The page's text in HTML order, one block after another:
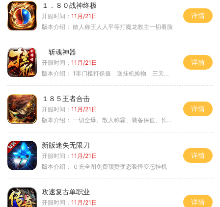
１．８０战神终极
开服时间： 11月/21日
版本介绍： 散人称王人人平等打魔龙教主一切看脸
详情
斩魂神器
开服时间： 11月/21日
版本介绍： 1零门槛打保值 送挂机捡物 三天合区
详情
１８５王者合击
开服时间： 11月/21日
版本介绍： 一切全爆、散人称霸、装备保值、长期耐玩
详情
新版迷失无限刀
开服时间： 11月/21日
版本介绍：
０充全图免费顶赞变态吸怪变态挂机
详情
攻速复古单职业
开服时间： 11月/21日
详情